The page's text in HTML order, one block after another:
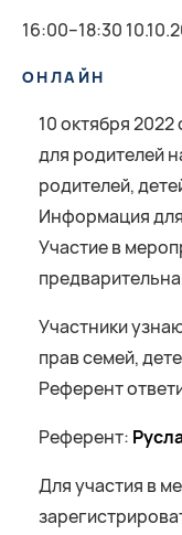
16:00–18:30
ОНЛАЙН
10 октября 2022
для родителей
родителей,
Информация
Участие в
Участники
прав семей,
Референт
Референт:
Для участия в